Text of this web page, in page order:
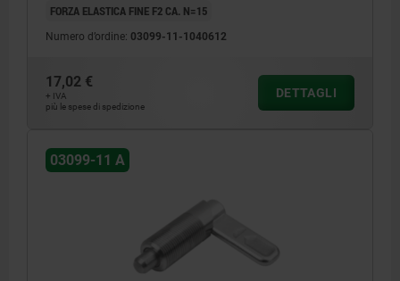
FORZA ELASTICA FINE F2 CA. N=15
Numero d’ordine: 03099-11-1040612
17,02 €
+ IVA
più le spese di spedizione
DETTAGLI
03099-11 A